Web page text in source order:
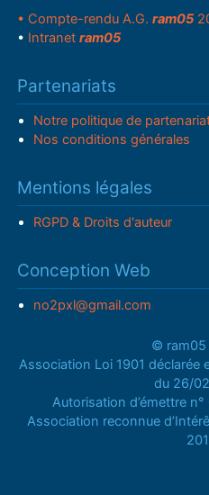
• Compte-rendu A.G.ram05
• Intranetram05
Partenariats
Notre politique de
Nos conditions générales
Mentions légales
RGPD & Droits d'auteur
Conception Web
no2pxl@gmail.com
©
Association Loi 1901 déclarée
du 26/
Autorisation d’émettre
Association reconnue